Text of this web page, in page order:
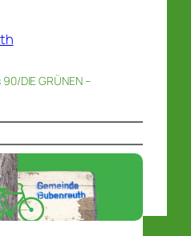
DIE GRÜNEN –